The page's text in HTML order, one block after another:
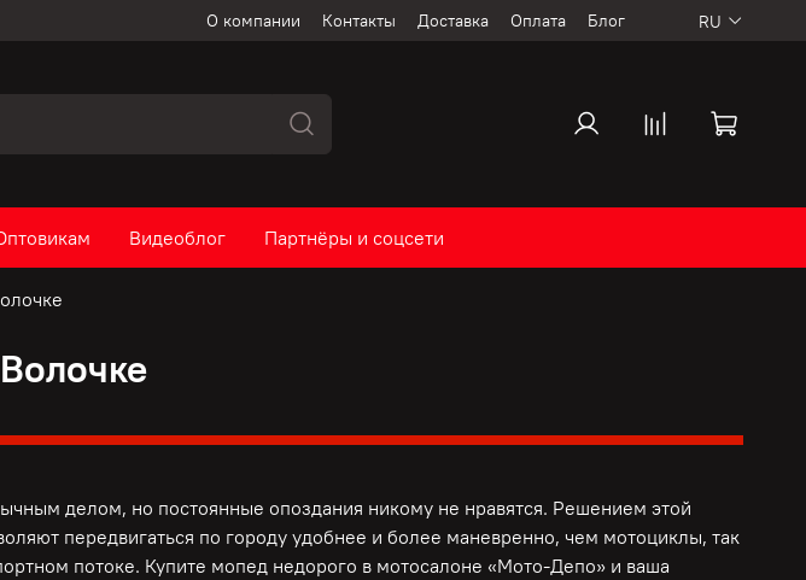
О компании Контакты Доставка Оплата Блог RU
Видеоблог Партнёры и соцсети
делом, но постоянные опоздания никому не нравятся. Решением этой
передвигаться по городу удобнее и более маневренно, чем мотоциклы, так
потоке. Купите мопед недорого в мотосалоне «Мото-Депо» и ваша